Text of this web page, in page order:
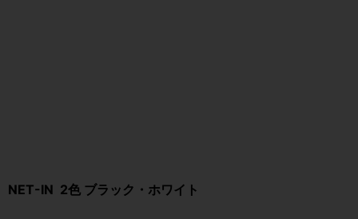
NET-IN 2色 ブラック・ホワイト